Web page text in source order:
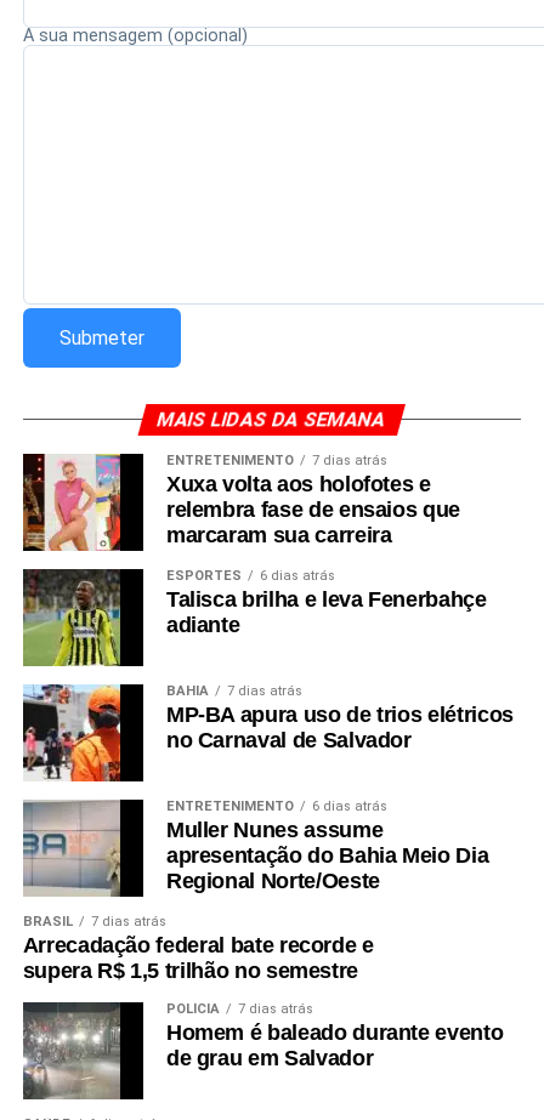
A sua mensagem (opcional)
MAIS LIDAS DA SEMANA
ENTRETENIMENTO 7 dias atrás
Xuxa volta aos holofotes e
relembra fase de ensaios que
marcaram sua carreira
ESPORTES 6 dias atrás
Talisca brilha e leva Fenerbahçe
adiante
BAHIA 7 dias atrás
MP-BA apura uso de trios elétricos
no Carnaval de Salvador
ENTRETENIMENTO 6 dias atrás
Muller Nunes assume
apresentação do Bahia Meio Dia
Regional Norte/Oeste
BRASIL 7 dias atrás
Arrecadação federal bate recorde e
supera R$ 1,5 trilhão no semestre
POLÍCIA 7 dias atrás
Homem é baleado durante evento
de grau em Salvador